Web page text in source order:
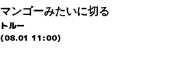
マンゴーみたいに切る
トルー
(08.01 11:00)